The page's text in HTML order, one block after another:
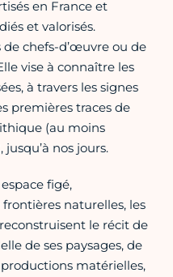
en France et
et valorisés.
de chefs-d’œuvre ou de
vise à connaître les
à travers les signes
premières traces de
(au moins
nos jours.
figé,
naturelles, les
le récit de
de ses paysages, de
productions matérielles,